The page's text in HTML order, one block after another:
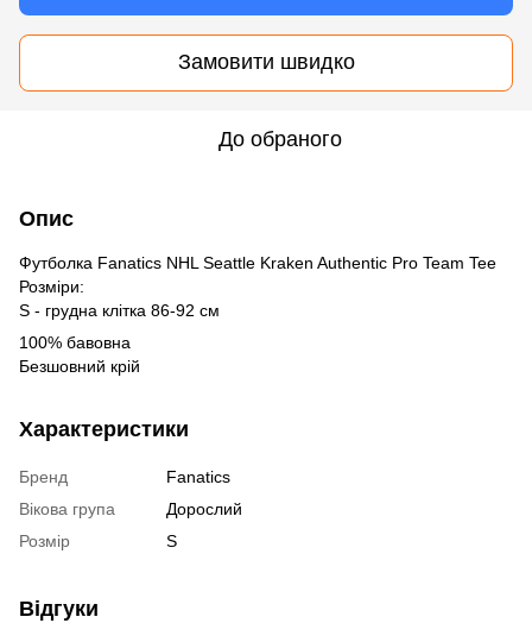
Замовити швидко
До обраного
Опис
Футболка Fanatics NHL Seattle Kraken Authentic Pro Team Tee
Розміри:
S - грудна клітка 86-92 см
100% бавовна
Безшовний крій
Характеристики
Бренд
Fanatics
Вікова група
Дорослий
Розмір
S
Відгуки